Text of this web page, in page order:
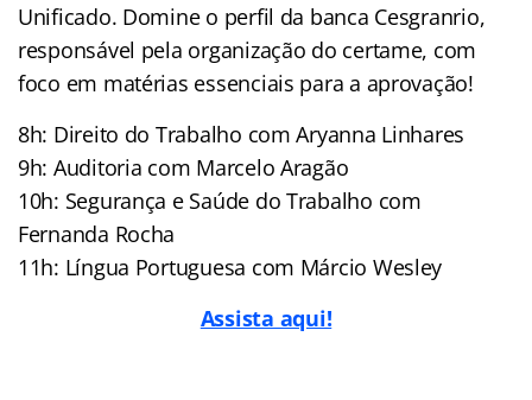
Unificado. Domine o perfil da banca Cesgranrio,
responsável pela organização do certame, com
foco em matérias essenciais para a aprovação!
8h: Direito do Trabalho com Aryanna Linhares
9h: Auditoria com Marcelo Aragão
10h: Segurança e Saúde do Trabalho com
Fernanda Rocha
11h: Língua Portuguesa com Márcio Wesley
Assista aqui!